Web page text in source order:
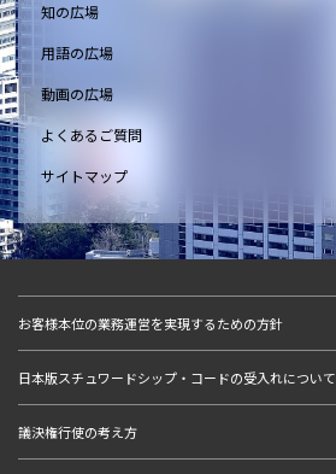
知の広場
用語の広場
動画の広場
よくあるご質問
サイトマップ
お客様本位の業務運営を実現するための方針
日本版スチュワードシップ・コードの受入れについて
議決権行使の考え方